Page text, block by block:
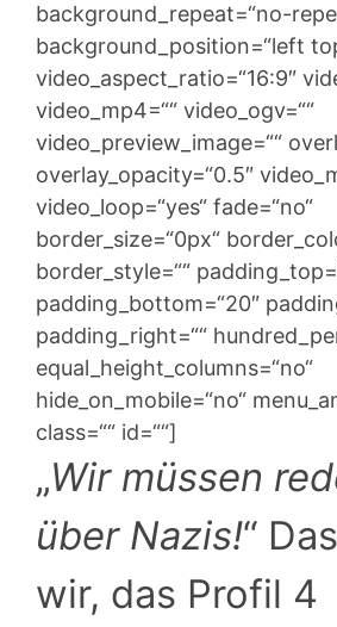
background_repeat=“no-
background_position=“left
video_aspect_ratio=“16:9″
video_mp4=““ video_ogv=““
video_preview_image=““
overlay_opacity=“0.5″
video_loop=“yes“ fade=“no“
border_size=“0px“
border_style=““
padding_bottom=“20″
padding_right=““
equal_height_columns=“no“
hide_on_mobile=“no“
class=““ id=““]
„Wir müssen
über Nazis!“
wir, das Profil 4